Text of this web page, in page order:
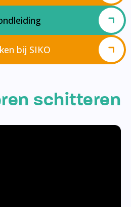
bij SIKO
schitteren